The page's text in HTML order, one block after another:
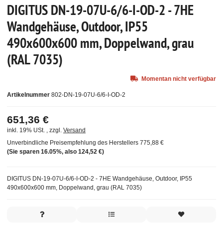
DIGITUS DN-19-07U-6/6-I-OD-2 - 7HE
Wandgehäuse, Outdoor, IP55
490x600x600 mm, Doppelwand, grau
(RAL 7035)
Artikelnummer 802-DN-19-07U-6/6-I-OD-2
DIGITUS DN-19-07U-6/6-I-OD-2 - 7HE Wandgehäuse, Outdoor, IP55
490x600x600 mm, Doppelwand, grau (RAL 7035)
651,36 €
inkl. 19% USt. , zzgl. Versand
Unverbindliche Preisempfehlung des Herstellers 775,88 €
(Sie sparen 16.05%, also 124,52 €)
Momentan nicht verfügbar